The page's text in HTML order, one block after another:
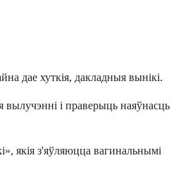
дае хуткія, дакладныя вынікі.
і праверыць наяўнасць
якія з'яўляюцца вагинальнымі